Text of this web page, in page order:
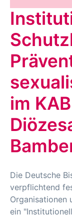
im KAB
Die Deutsche
verpflichtend
Organisationen
ein